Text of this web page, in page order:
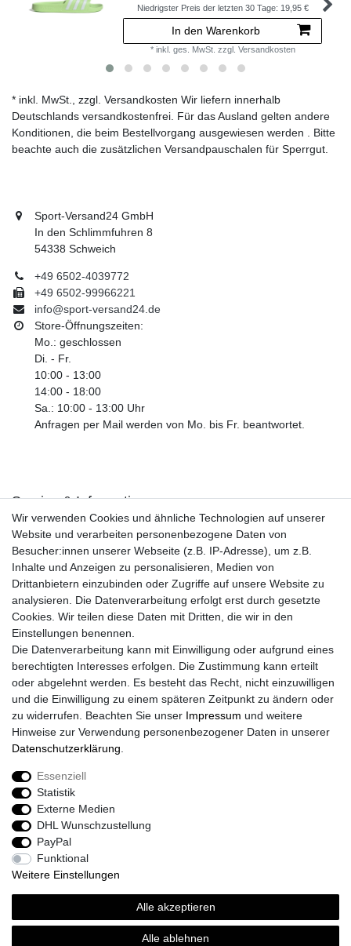
Niedrigster Preis der letzten 30 Tage: 19,95 €
In den Warenkorb
* inkl. ges. MwSt. zzgl. Versandkosten
* inkl. MwSt., zzgl. Versandkosten Wir liefern innerhalb
Deutschlands versandkostenfrei. Für das Ausland gelten andere
Konditionen, die beim Bestellvorgang ausgewiesen werden . Bitte
beachte auch die zusätzlichen Versandpauschalen für Sperrgut.
Sport-Versand24 GmbH
In den Schlimmfuhren 8
54338 Schweich
+49 6502-4039772
+49 6502-99966221
info@sport-versand24.de
Store-Öffnungszeiten:
Mo.: geschlossen
Di. - Fr.
10:00 - 13:00
14:00 - 18:00
Sa.: 10:00 - 13:00 Uhr
Anfragen per Mail werden von Mo. bis Fr. beantwortet.
Service & Informationen
Kontakt
Retouren
Widerrufsrecht
Widerrufs­formular
Impressum
Daten­schutz­erklärung
AGB
Größentabelle
Kataloge
Barrierefreiheitserklärung
Sicherheitsinformationen
Zahlung und Versand
Sport-Versand24 Community
Sport-Versand24 Team Fan-Shop´s & Partner
Wir verwenden Cookies und ähnliche Technologien auf unserer
Website und verarbeiten personenbezogene Daten von
Besucher:innen unserer Webseite (z.B. IP-Adresse), um z.B.
Inhalte und Anzeigen zu personalisieren, Medien von
Drittanbietern einzubinden oder Zugriffe auf unsere Website zu
analysieren. Die Datenverarbeitung erfolgt erst durch gesetzte
Cookies. Wir teilen diese Daten mit Dritten, die wir in den
Einstellungen benennen.
Die Datenverarbeitung kann mit Einwilligung oder aufgrund eines
berechtigten Interesses erfolgen. Die Zustimmung kann erteilt
oder abgelehnt werden. Es besteht das Recht, nicht einzuwilligen
und die Einwilligung zu einem späteren Zeitpunkt zu ändern oder
zu widerrufen. Beachten Sie unser Impressum und weitere
Hinweise zur Verwendung personenbezogener Daten in unserer
Daten­schutz­erklärung
Essenziell
Statistik
Externe Medien
DHL Wunschzustellung
PayPal
Funktional
Weitere Einstellungen
Alle akzeptieren
Alle ablehnen